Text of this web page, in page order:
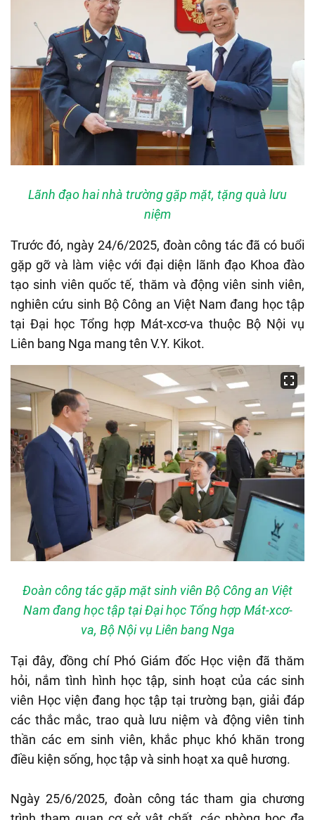
Lãnh đạo hai nhà trường gặp mặt, tặng quà lưu
niệm
Trước đó, ngày 24/6/2025, đoàn công tác đã có buổi
gặp gỡ và làm việc với đại diện lãnh đạo Khoa đào
tạo sinh viên quốc tế, thăm và động viên sinh viên,
nghiên cứu sinh Bộ Công an Việt Nam đang học tập
tại Đại học Tổng hợp Mát-xcơ-va thuộc Bộ Nội vụ
Liên bang Nga mang tên V.Y. Kikot.
Đoàn công tác gặp mặt sinh viên Bộ Công an Việt
Nam đang học tập tại Đại học Tổng hợp Mát-xcơ-
va, Bộ Nội vụ Liên bang Nga
Tại đây, đồng chí Phó Giám đốc Học viện đã thăm
hỏi, nắm tình hình học tập, sinh hoạt của các sinh
viên Học viện đang học tập tại trường bạn, giải đáp
các thắc mắc, trao quà lưu niệm và động viên tinh
thần các em sinh viên, khắc phục khó khăn trong
điều kiện sống, học tập và sinh hoạt xa quê hương.
Ngày 25/6/2025, đoàn công tác tham gia chương